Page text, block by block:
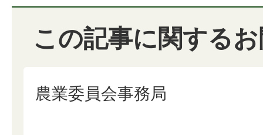
この記事に関する
農業委員会事務局